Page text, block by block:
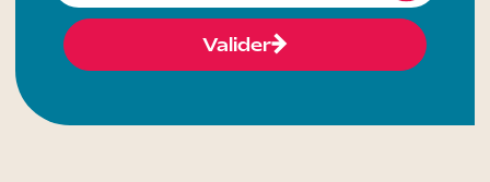
Valider